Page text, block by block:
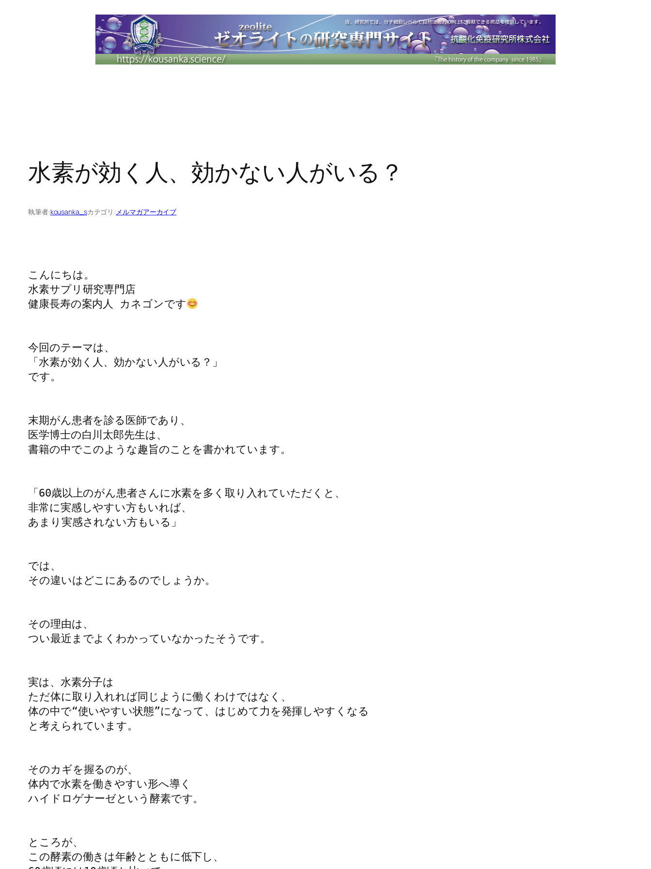
水素が効く人、効かない人がいる？
執筆者:kousanka_sカテゴリ:メルマガアーカイブ
こんにちは。
水素サプリ研究専門店
健康長寿の案内人 カネゴンです
今回のテーマは、
「水素が効く人、効かない人がいる？」
です。
末期がん患者を診る医師であり、
医学博士の白川太郎先生は、
書籍の中でこのような趣旨のことを書かれています。
「60歳以上のがん患者さんに水素を多く取り入れていただくと、
非常に実感しやすい方もいれば、
あまり実感されない方もいる」
では、
その違いはどこにあるのでしょうか。
その理由は、
つい最近までよくわかっていなかったそうです。
実は、水素分子は
ただ体に取り入れれば同じように働くわけではなく、
体の中で“使いやすい状態”になって、はじめて力を発揮しやすくなる
と考えられています。
そのカギを握るのが、
体内で水素を働きやすい形へ導く
ハイドロゲナーゼという酵素です。
ところが、
この酵素の働きは年齢とともに低下し、